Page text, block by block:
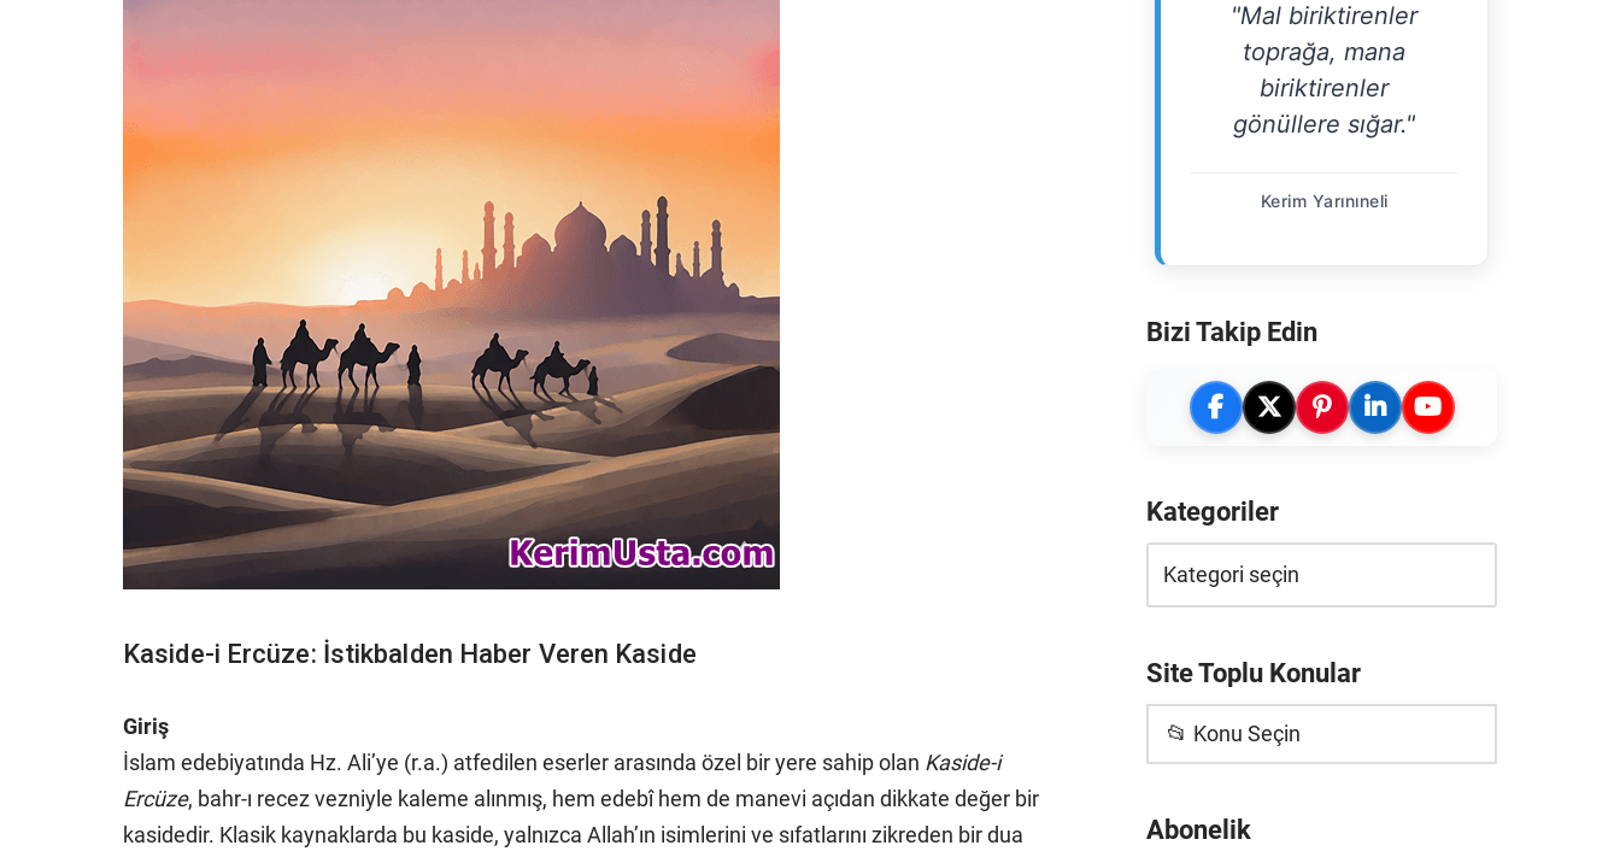
Kaside-i Ercüze: İstikbalden Haber Veren Kaside
Giriş
İslam edebiyatında Hz. Ali’ye (r.a.) atfedilen eserler arasında özel bir yere sahip olan Kaside-i
Ercüze, bahr-ı recez vezniyle kaleme alınmış, hem edebî hem de manevi açıdan dikkate değer bir
kasidedir. Klasik kaynaklarda bu kaside, yalnızca Allah’ın isimlerini ve sıfatlarını zikreden bir dua
"Mal biriktirenler
toprağa, mana
biriktirenler
gönüllere sığar."
Kerim Yarınıneli
Bizi Takip Edin
Kategoriler
Site Toplu Konular
📂 Konu Seçin
Abonelik